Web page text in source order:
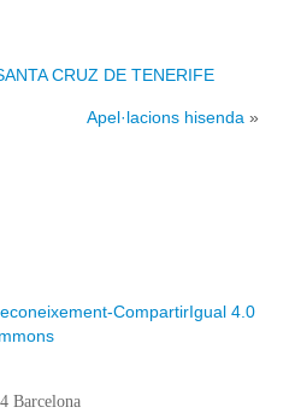
CRUZ DE TENERIFE
Apel·lacions hisenda »
CompartirIgual 4.0
Barcelona